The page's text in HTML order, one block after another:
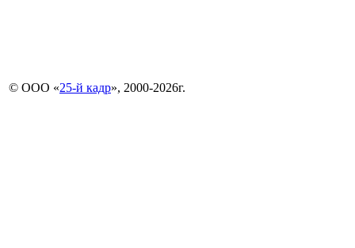
© ООО «25-й кадр», 2000-2026г.